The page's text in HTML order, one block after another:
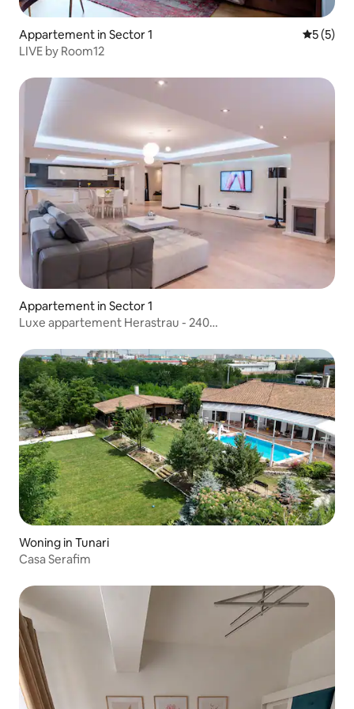
Appartement in Sector 1
5 (5)
LIVE by Room12
Appartement in Sector 1
Luxe appartement Herastrau - 240
Woning in Tunari
Casa Serafim